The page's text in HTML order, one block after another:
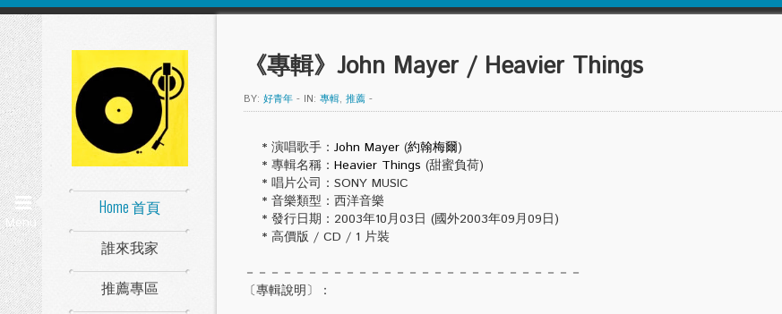
Menu
Home 首頁
誰來我家
推薦專區
《專輯》John Mayer / Heavier Things
BY: 好青年 - IN: 專輯, 推薦 -
* 演唱歌手： John Mayer (約翰梅爾)
* 專輯名稱： Heavier Things (甜蜜負荷)
* 唱片公司：SONY MUSIC
* 音樂類型：西洋音樂
* 發行日期：2003年10月03日 (國外2003年09月09日)
* 高價版 / CD / 1 片裝
－－－－－－－－－－－－－－－－－－－－－－－－－－－
〔專輯說明〕：